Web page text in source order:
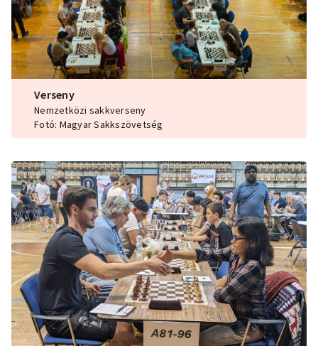
Verseny
Nemzetközi sakkverseny
Fotó: Magyar Sakkszövetség